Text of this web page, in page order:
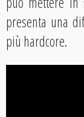
presenta una
più hardcore.